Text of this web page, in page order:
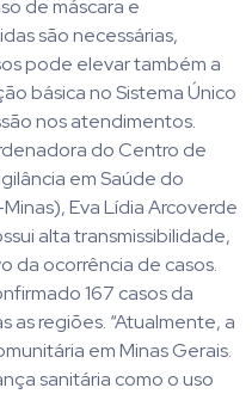
de máscara e
são necessárias,
pode elevar também a
básica no Sistema Único
nos atendimentos.
do Centro de
em Saúde do
Eva Lídia Arcoverde
alta transmissibilidade,
da ocorrência de casos.
167 casos da
regiões. “Atualmente, a
em Minas Gerais.
sanitária como o uso